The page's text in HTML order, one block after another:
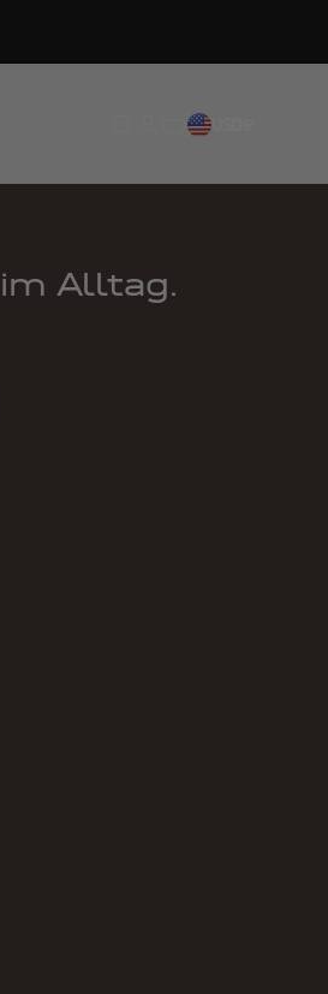
Translation missing:
Translation missing:
Translation
Alltag.